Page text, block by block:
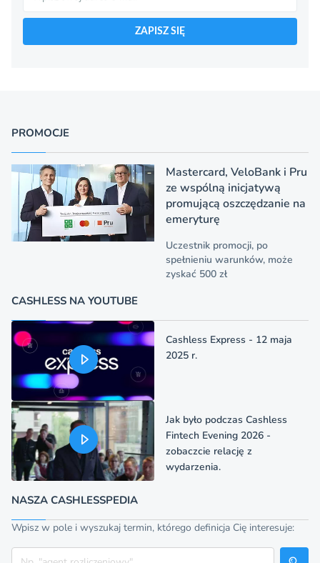
ZAPISZ SIĘ
PROMOCJE
Mastercard, VeloBank i Pru
ze wspólną inicjatywą
promującą oszczędzanie na
emeryturę
Uczestnik promocji, po
spełnieniu warunków, może
zyskać 500 zł
CASHLESS NA YOUTUBE
Cashless Express - 12 maja
2025 r.
Jak było podczas Cashless
Fintech Evening 2026 -
zobaczcie relację z
wydarzenia.
NASZA CASHLESSPEDIA
Wpisz w pole i wyszukaj termin, którego definicja Cię interesuje:
Szukaj